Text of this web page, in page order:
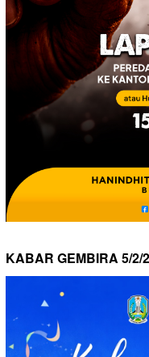
KABAR GEMBIRA 5/2/